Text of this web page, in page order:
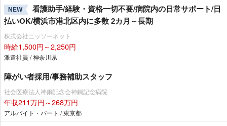
NEW
看護助手/経験・資格一切不要/病院内の日常サポート/日
払いOK/横浜市港北区内に多数 2カ月～長期
株式会社ニッソーネット
時給1,500円～2,250円
派遣社員 / 神奈川県
障がい者採用/事務補助スタッフ
社会医療法人神鋼記念会神鋼記念病院
年収211万円～268万円
アルバイト・パート / 東京都